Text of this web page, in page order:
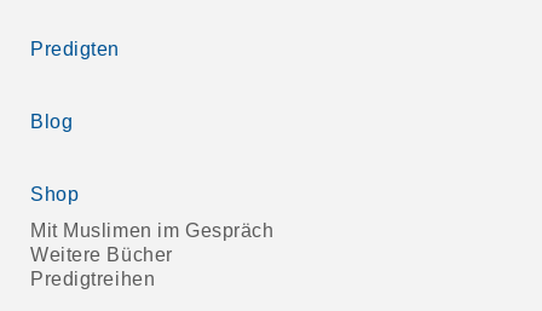
Predigten
Blog
Shop
Mit Muslimen im Gespräch
Weitere Bücher
Predigtreihen